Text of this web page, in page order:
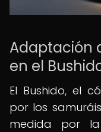
Adaptación
en el
El Bushido, el
por los
medida por